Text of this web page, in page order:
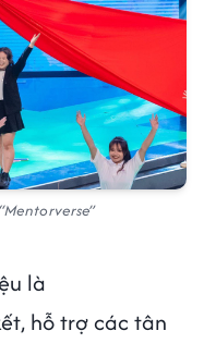
là
hỗ trợ các tân